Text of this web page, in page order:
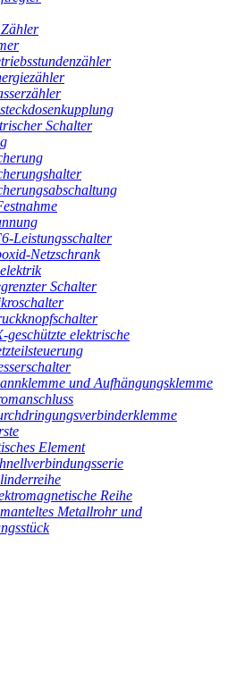
Schalter
Leistungsschalter
Netzschrank
Schalter
geschützte elektrische
und Aufhängungsklemme
Element
Reihe
Metallrohr und